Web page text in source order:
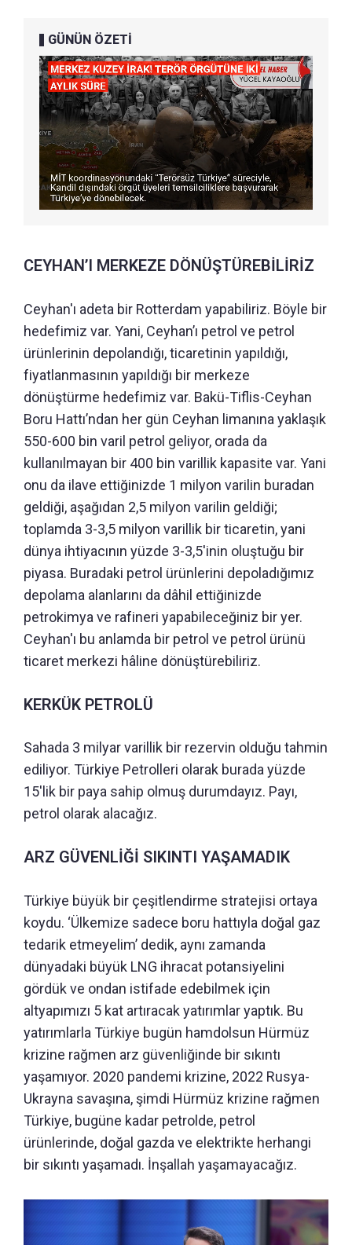
GÜNÜN ÖZETİ
CEYHAN’I MERKEZE DÖNÜŞTÜREBİLİRİZ
Ceyhan'ı adeta bir Rotterdam yapabiliriz. Böyle bir
hedefimiz var. Yani, Ceyhan’ı petrol ve petrol
ürünlerinin depolandığı, ticaretinin yapıldığı,
fiyatlanmasının yapıldığı bir merkeze
dönüştürme hedefimiz var. Bakü-Tiflis-Ceyhan
Boru Hattı’ndan her gün Ceyhan limanına yaklaşık
550-600 bin varil petrol geliyor, orada da
kullanılmayan bir 400 bin varillik kapasite var. Yani
onu da ilave ettiğinizde 1 milyon varilin buradan
geldiği, aşağıdan 2,5 milyon varilin geldiği;
toplamda 3-3,5 milyon varillik bir ticaretin, yani
dünya ihtiyacının yüzde 3-3,5'inin oluştuğu bir
piyasa. Buradaki petrol ürünlerini depoladığımız
depolama alanlarını da dâhil ettiğinizde
petrokimya ve rafineri yapabileceğiniz bir yer.
Ceyhan'ı bu anlamda bir petrol ve petrol ürünü
ticaret merkezi hâline dönüştürebiliriz.
KERKÜK PETROLÜ
Sahada 3 milyar varillik bir rezervin olduğu tahmin
ediliyor. Türkiye Petrolleri olarak burada yüzde
15'lik bir paya sahip olmuş durumdayız. Payı,
petrol olarak alacağız.
ARZ GÜVENLİĞİ SIKINTI YAŞAMADIK
Türkiye büyük bir çeşitlendirme stratejisi ortaya
koydu. ‘Ülkemize sadece boru hattıyla doğal gaz
tedarik etmeyelim’ dedik, aynı zamanda
dünyadaki büyük LNG ihracat potansiyelini
gördük ve ondan istifade edebilmek için
altyapımızı 5 kat artıracak yatırımlar yaptık. Bu
yatırımlarla Türkiye bugün hamdolsun Hürmüz
krizine rağmen arz güvenliğinde bir sıkıntı
yaşamıyor. 2020 pandemi krizine, 2022 Rusya-
Ukrayna savaşına, şimdi Hürmüz krizine rağmen
Türkiye, bugüne kadar petrolde, petrol
ürünlerinde, doğal gazda ve elektrikte herhangi
bir sıkıntı yaşamadı. İnşallah yaşamayacağız.